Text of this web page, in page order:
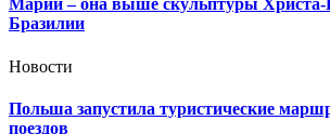
Марии – она выше скульптуры Христа-
Бразилии
Новости
Польша запустила туристические
поездов